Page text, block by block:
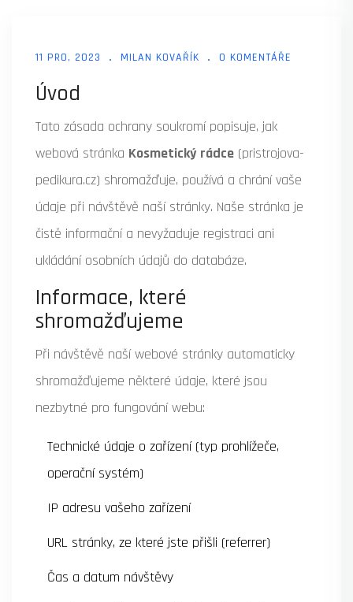
11 PRO, 2023 MILAN KOVAŘÍK 0 KOMENTÁŘE
Úvod
Tato zásada ochrany soukromí popisuje, jak
webová stránka Kosmetický rádce (pristrojova-
pedikura.cz) shromažďuje, používá a chrání vaše
údaje při návštěvě naší stránky. Naše stránka je
čistě informační a nevyžaduje registraci ani
ukládání osobních údajů do databáze.
Informace, které
shromažďujeme
Při návštěvě naší webové stránky automaticky
shromažďujeme některé údaje, které jsou
nezbytné pro fungování webu:
Technické údaje o zařízení (typ prohlížeče,
operační systém)
IP adresu vašeho zařízení
URL stránky, ze které jste přišli (referrer)
Čas a datum návštěvy